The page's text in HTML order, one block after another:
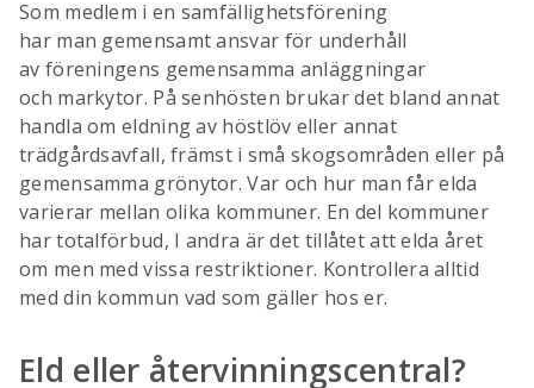
Som medlem i en samfällighetsförening
har man gemensamt ansvar för underhåll
av föreningens gemensamma anläggningar
och markytor. På senhösten brukar det bland annat
handla om eldning av höstlöv eller annat
trädgårdsavfall, främst i små skogsområden eller på
gemensamma grönytor. Var och hur man får elda
varierar mellan olika kommuner. En del kommuner
har totalförbud, I andra är det tillåtet att elda året
om men med vissa restriktioner. Kontrollera alltid
med din kommun vad som gäller hos er.
Eld eller återvinningscentral?